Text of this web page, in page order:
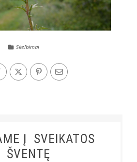
Skelbimai
Į SVEIKATOS
ŠVENTĘ